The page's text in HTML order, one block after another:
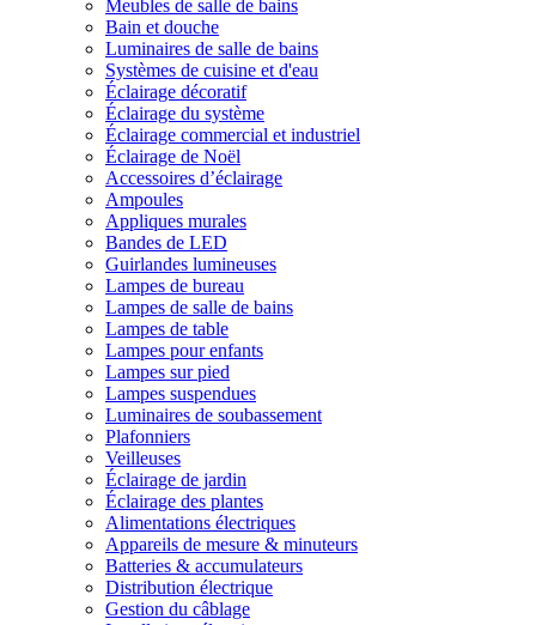
Meubles de salle de bains
Bain et douche
Luminaires de salle de bains
Systèmes de cuisine et d'eau
Éclairage décoratif
Éclairage du système
Éclairage commercial et industriel
Éclairage de Noël
Accessoires d’éclairage
Ampoules
Appliques murales
Bandes de LED
Guirlandes lumineuses
Lampes de bureau
Lampes de salle de bains
Lampes de table
Lampes pour enfants
Lampes sur pied
Lampes suspendues
Luminaires de soubassement
Plafonniers
Veilleuses
Éclairage de jardin
Éclairage des plantes
Alimentations électriques
Appareils de mesure & minuteurs
Batteries & accumulateurs
Distribution électrique
Gestion du câblage